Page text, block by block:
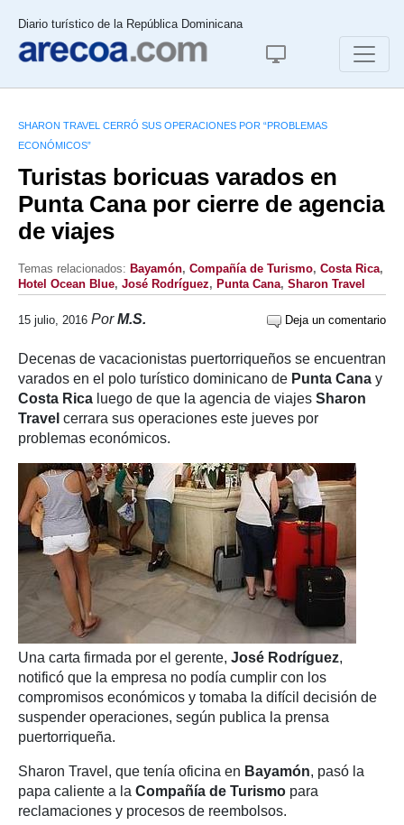
Diario turístico de la República Dominicana
SHARON TRAVEL CERRÓ SUS OPERACIONES POR “PROBLEMAS
ECONÓMICOS”
Turistas boricuas varados en
Punta Cana por cierre de agencia
de viajes
Temas relacionados: Bayamón, Compañía de Turismo, Costa Rica,
Hotel Ocean Blue, José Rodríguez, Punta Cana, Sharon Travel
15 julio, 2016 PorM.S. Deja un comentario
Decenas de vacacionistas puertorriqueños se encuentran
varados en el polo turístico dominicano de Punta Cana y
Costa Rica luego de que la agencia de viajes Sharon
Travel cerrara sus operaciones este jueves por
problemas económicos.
Una carta firmada por el gerente, José Rodríguez,
notificó que la empresa no podía cumplir con los
compromisos económicos y tomaba la difícil decisión de
suspender operaciones, según publica la prensa
puertorriqueña.
Sharon Travel, que tenía oficina en Bayamón, pasó la
papa caliente a la Compañía de Turismo para
reclamaciones y procesos de reembolsos.